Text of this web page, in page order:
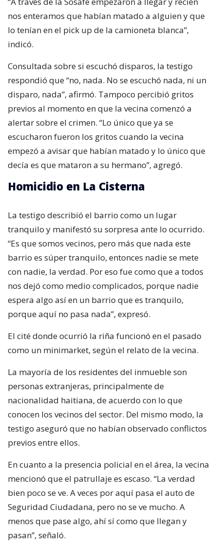
nos enteramos que habían matado a alguien y que
lo tenían en el pick up de la camioneta blanca”,
indicó.
Consultada sobre si escuchó disparos, la testigo
respondió que “no, nada. No se escuchó nada, ni un
disparo, nada”, afirmó. Tampoco percibió gritos
previos al momento en que la vecina comenzó a
alertar sobre el crimen. “Lo único que ya se
escucharon fueron los gritos cuando la vecina
empezó a avisar que habían matado y lo único que
decía es que mataron a su hermano”, agregó.
Homicidio en La Cisterna
La testigo describió el barrio como un lugar
tranquilo y manifestó su sorpresa ante lo ocurrido.
“Es que somos vecinos, pero más que nada este
barrio es súper tranquilo, entonces nadie se mete
con nadie, la verdad. Por eso fue como que a todos
nos dejó como medio complicados, porque nadie
espera algo así en un barrio que es tranquilo,
porque aquí no pasa nada”, expresó.
El cité donde ocurrió la riña funcionó en el pasado
como un minimarket, según el relato de la vecina.
La mayoría de los residentes del inmueble son
personas extranjeras, principalmente de
nacionalidad haitiana, de acuerdo con lo que
conocen los vecinos del sector. Del mismo modo, la
testigo aseguró que no habían observado conflictos
previos entre ellos.
En cuanto a la presencia policial en el área, la vecina
mencionó que el patrullaje es escaso. “La verdad
bien poco se ve. A veces por aquí pasa el auto de
Seguridad Ciudadana, pero no se ve mucho. A
menos que pase algo, ahí sí como que llegan y
pasan”, señaló.